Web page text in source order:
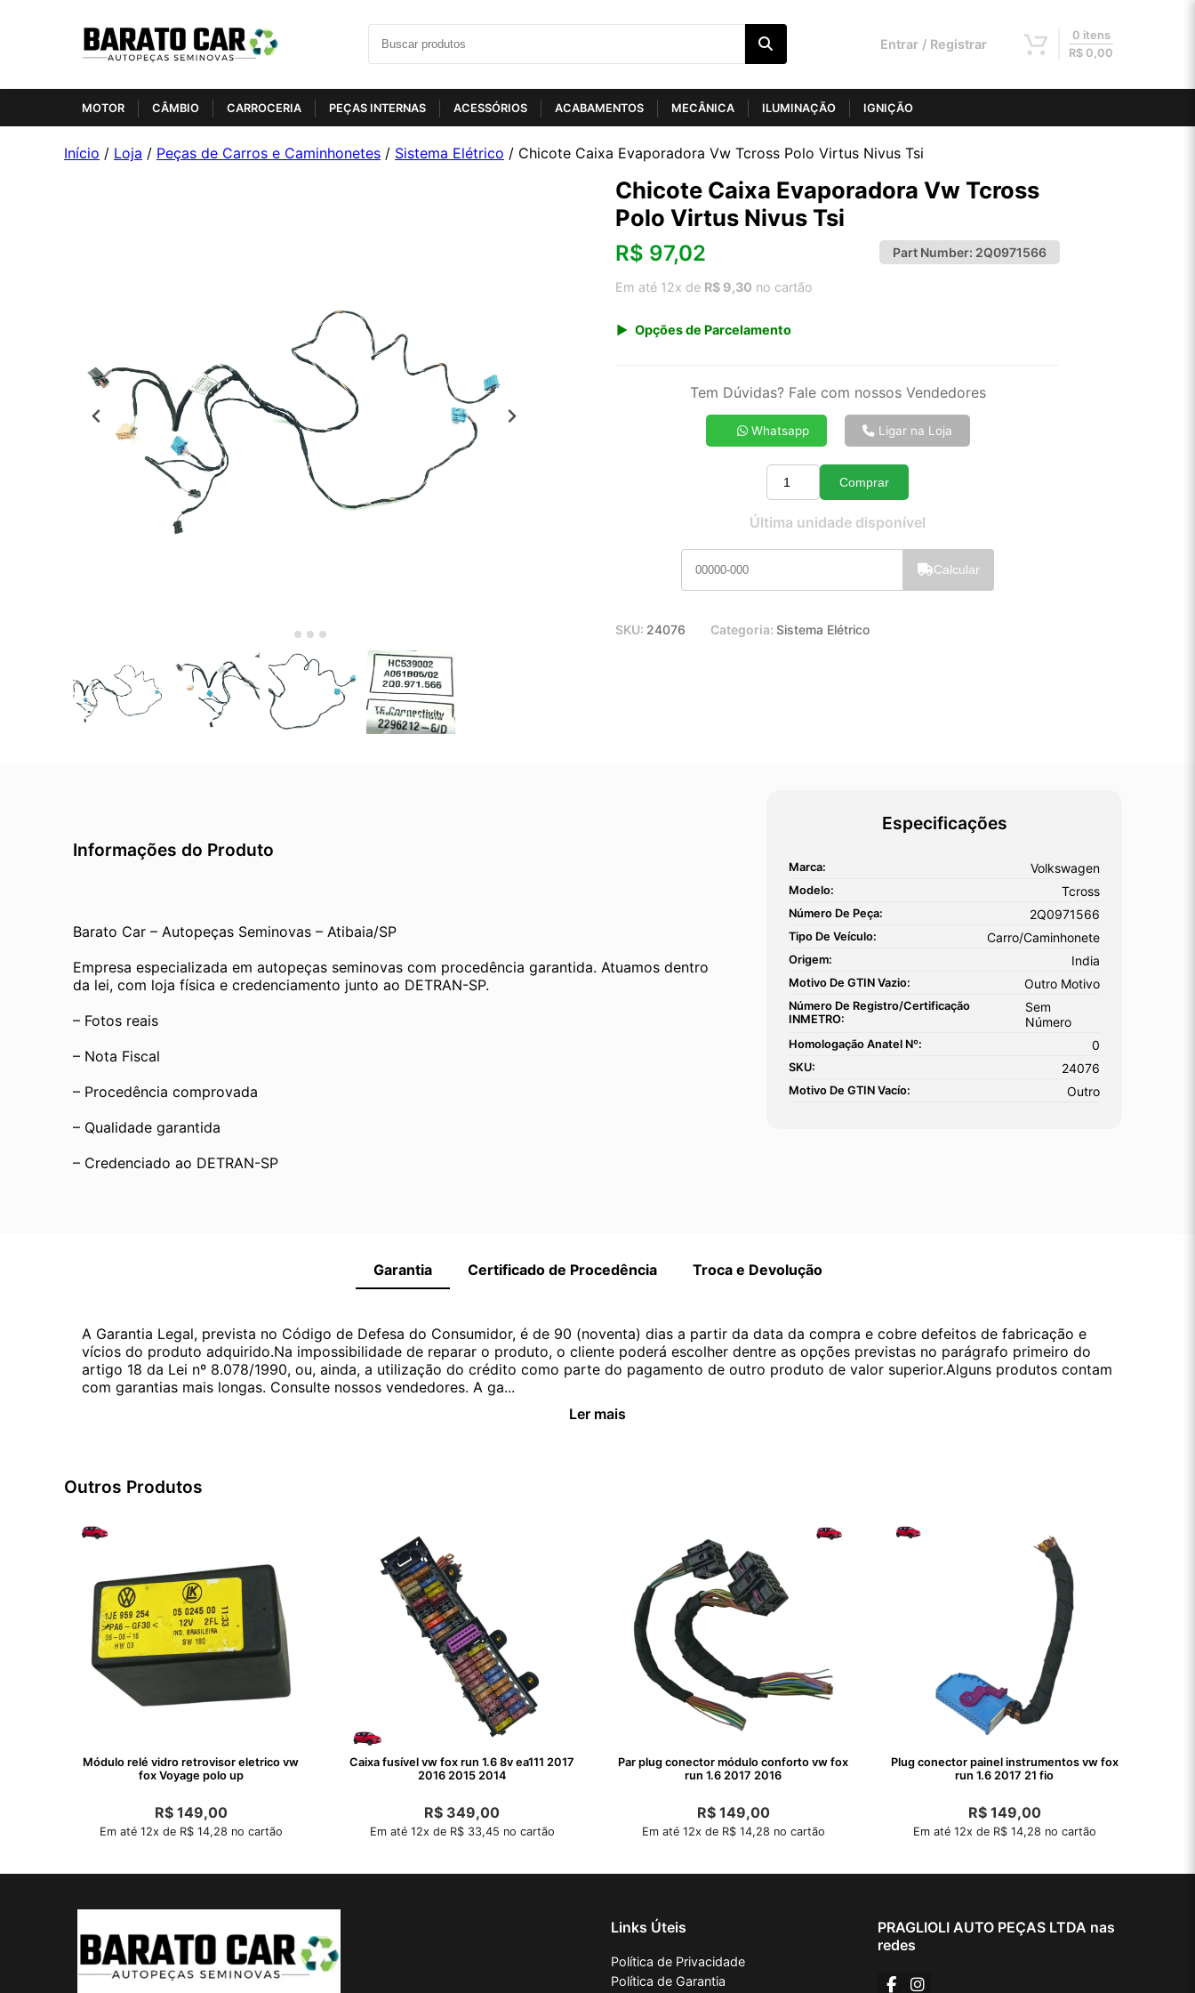
Entrar / Registrar
0 itens
R$ 0,00
MOTOR CÂMBIO CARROCERIA PEÇAS INTERNAS ACESSÓRIOS ACABAMENTOS MECÂNICA ILUMINAÇÃO IGNIÇÃO
Início / Loja / Peças de Carros e Caminhonetes / Sistema Elétrico / Chicote Caixa Evaporadora Vw Tcross Polo Virtus Nivus Tsi
Chicote Caixa Evaporadora Vw Tcross
Polo Virtus Nivus Tsi
R$ 97,02 Part Number: 2Q0971566
Em até 12x de R$ 9,30 no cartão
Opções de Parcelamento
8x de R$ 13,56
10x de R$ 10,99
12x de R$ 9,30
Tem Dúvidas? Fale com nossos Vendedores
Whatsapp Ligar na Loja
Quantidade
Comprar
Última unidade disponível
Calcular
SKU: 24076 Categoria: Sistema Elétrico
Informações do Produto
Barato Car – Autopeças Seminovas – Atibaia/SP
Empresa especializada em autopeças seminovas com procedência garantida. Atuamos dentro
da lei, com loja física e credenciamento junto ao DETRAN-SP.
– Fotos reais
– Nota Fiscal
– Procedência comprovada
– Qualidade garantida
– Credenciado ao DETRAN-SP
Especificações
Marca: Volkswagen
Modelo: Tcross
Número De Peça: 2Q0971566
Tipo De Veículo: Carro/Caminhonete
Origem: India
Motivo De GTIN Vazio: Outro Motivo
Número De Registro/certificação
INMETRO:
Sem
Número
Homologação Anatel Nº: 0
SKU: 24076
Motivo De GTIN Vacío: Outro
Garantia Certificado de Procedência Troca e Devolução
A Garantia Legal, prevista no Código de Defesa do Consumidor, é de 90 (noventa) dias a partir da data da compra e cobre defeitos de fabricação e
vícios do produto adquirido.Na impossibilidade de reparar o produto, o cliente poderá escolher dentre as opções previstas no parágrafo primeiro do
artigo 18 da Lei nº 8.078/1990, ou, ainda, a utilização do crédito como parte do pagamento de outro produto de valor superior.Alguns produtos contam
com garantias mais longas. Consulte nossos vendedores. A ga...
Ler mais
Outros Produtos
Módulo relé vidro retrovisor eletrico vw
fox Voyage polo up
R$149,00
Em até 12x de R$ 14,28 no cartão
Caixa fusível vw fox run 1.6 8v ea111 2017
2016 2015 2014
R$ 349,00
Em até 12x de R$ 33,45 no cartão
Par plug conector módulo conforto vw fox
run 1.6 2017 2016
R$149,00
Em até 12x de R$ 14,28 no cartão
Plug conector painel instrumentos vw fox
run 1.6 2017 21 fio
R$149,00
Em até 12x de R$ 14,28 no cartão
Links Úteis
Política de Privacidade
Política de Garantia
PRAGLIOLI AUTO PEÇAS LTDA nas
redes